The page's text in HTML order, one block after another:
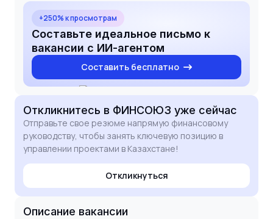
девелоперских проектов. Я знаком с нюансами
проектного финансирования и готов применить
свои знания для повышения финансовой
устойчивости вашего филиала. Буду рад
обсудить, как мой опыт поможет в достижении
стратегических целей вашей организации.
+250% к просмотрам
Составьте идеальное письмо к
вакансии с ИИ-агентом
Составить бесплатно
Откликнитесь в ФИНСОЮЗ уже сейчас
Отправьте свое резюме напрямую финансовому
руководству, чтобы занять ключевую позицию в
управлении проектами в Казахстане!
Откликнуться
Описание вакансии